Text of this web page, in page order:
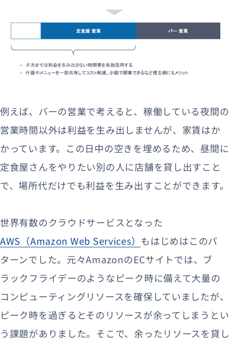
例えば、バーの営業で考えると、稼働している夜間の
営業時間以外は利益を生み出しませんが、家賃はか
かっています。この日中の空きを埋めるため、昼間に
定食屋さんをやりたい別の人に店舗を貸し出すこと
で、場所代だけでも利益を生み出すことができます。
世界有数のクラウドサービスとなった
AWS（Amazon Web Services） もはじめはこのパ
ターンでした。元々AmazonのECサイトでは、ブ
ラックフライデーのようなピーク時に備えて大量の
コンピューティングリソースを確保していましたが、
ピーク時を過ぎるとそのリソースが余ってしまうとい
う課題がありました。そこで、余ったリソースを貸し